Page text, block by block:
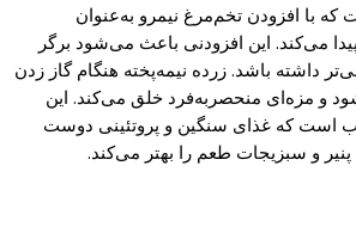
که با افزودن تخم‌مرغ نیمرو به‌عنوان
پیدا می‌کند. این افزودنی باعث می‌شود برگر
داشته باشد. زرده نیمه‌پخته هنگامگاز زدن
و مزه‌ای منحصر‌به‌فرد خلق می‌کند. این
استکه غذای سنگین و پروتئینی دوست
پنیر و سبزیجات طعم را بهتر می‌کند.